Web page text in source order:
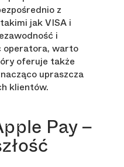
z
jak VISA i
i
operatora, warto
oferuje także
upraszcza
klientów.
Pay –